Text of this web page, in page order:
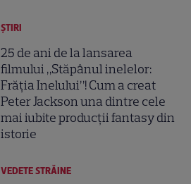
ȘTIRI
25 de ani de la lansarea
filmului „Stăpânul inelelor:
Frăția Inelului”! Cum a creat
Peter Jackson una dintre cele
mai iubite producții fantasy din
istorie
VEDETE STRĂINE